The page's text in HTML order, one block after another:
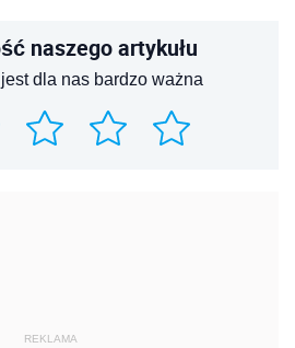
naszego artykułu
dla nas bardzo ważna
REKLAMA